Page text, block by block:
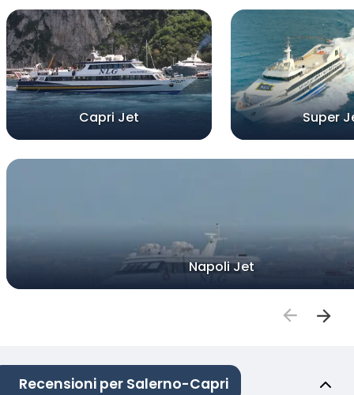
Capri Jet Super
Napoli Jet
Recensioni per Salerno-Capri